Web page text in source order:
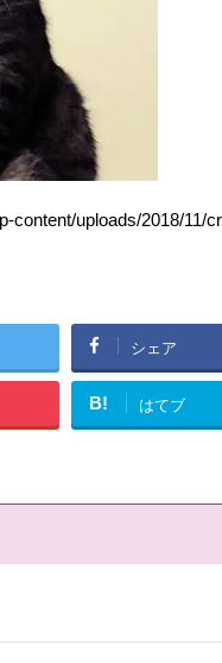
content/uploads/2018/11/
シェア
B! はてブ